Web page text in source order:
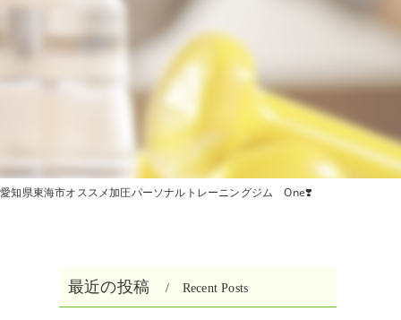
愛知県東海市オススメ加圧パーソナルトレーニングジム One❣️
最近の投稿 Recent Posts